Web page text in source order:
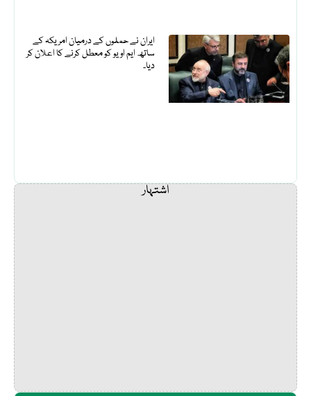
ایران نے حملوں کے درمیان امریکہ کے
ساتھ ایم او یو کو معطل کرنے کا اعلان کر
دیا۔
اشتہار